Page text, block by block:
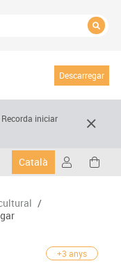
Descarregar
Recorda iniciar
Català
/
+3 anys